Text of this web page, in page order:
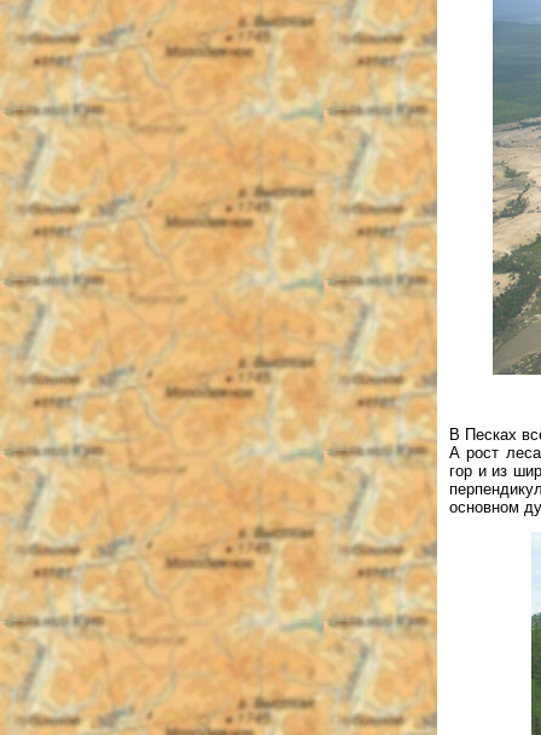
В Песках
А рост
гор и из
основном